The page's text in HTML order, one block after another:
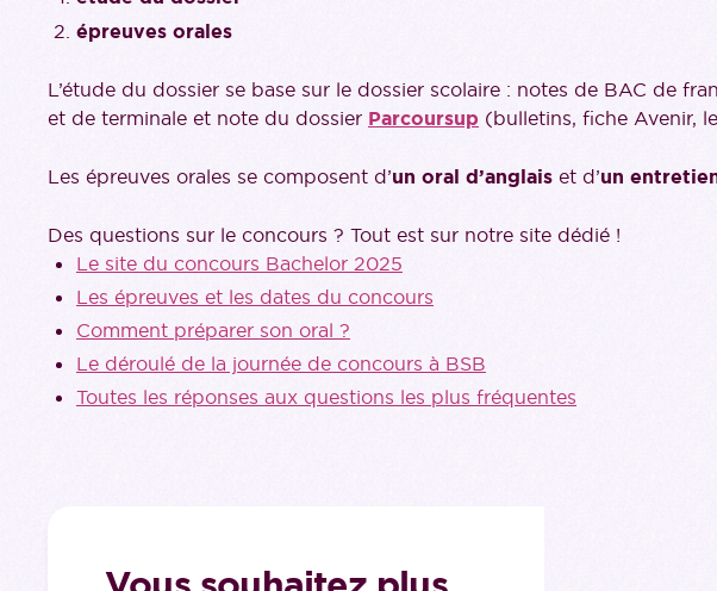
épreuves orales
L’étude du dossier se base sur le dossier scolaire : notes de BAC de
et de terminale et note du dossier Parcoursup (bulletins, fiche Avenir,
Les épreuves orales se composent d’un oral d’anglais et d’un
Des questions sur le concours ? Tout est sur notre site dédié !
Le site du concours Bachelor 2025
Les épreuves et les dates du concours
Comment préparer son oral ?
Le déroulé de la journée de concours à BSB
Toutes les réponses aux questions les plus fréquentes